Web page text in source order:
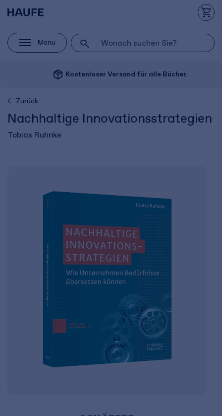
Menü
package_2 Kostenloser Versand für alle Bücher.
Zurück
Nachhaltige Innovationsstrategien
Tobias Ruhnke